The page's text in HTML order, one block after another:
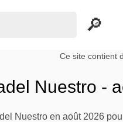
Ce site contient
Nuestro -
Nuestro en août 2026